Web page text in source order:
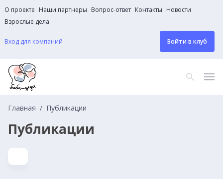
О проекте Наши партнеры Вопрос-ответ Контакты Новости
Взрослые дела
Вход для компаний Войти в клуб
Главная Публикации
Публикации